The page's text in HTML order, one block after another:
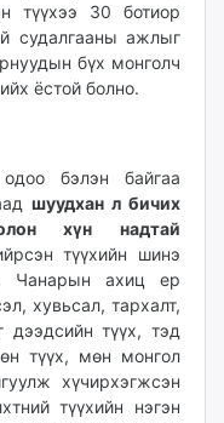
түүхээ 30 ботиор
судалгааны ажлыг
бүх монголч
ёстой болно.
бэлэн байгаа
шуудхан л бичих
хүн надтай
түүхийн шинэ
Чанарын ахиц ер
хувьсал, тархалт,
дээдсийн түүх, тэд
түүх, мөн монгол
хүчирхэгжсэн
түүхийн нэгэн